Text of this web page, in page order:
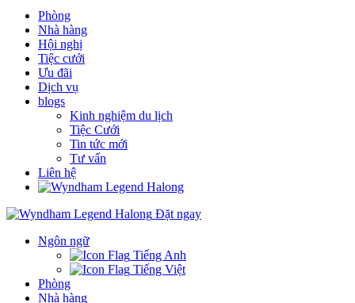
Phòng
Nhà hàng
Hội nghị
Tiệc cưới
Ưu đãi
Dịch vụ
blogs
Kinh nghiệm du lịch
Tiệc Cưới
Tin tức mới
Tư vấn
Liên hệ
Đặt ngay
Ngôn ngữ
Tiếng Anh
Tiếng Việt
Phòng
Nhà hàng